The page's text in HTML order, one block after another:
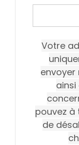
Votre
pouvez à
de